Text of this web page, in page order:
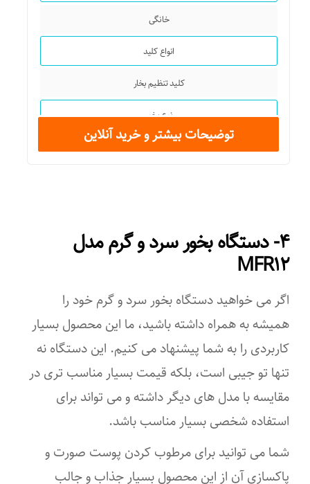
خانگی
انواع کلید
کلید تنظیم بخار
نوع بخور
امکانات ابزار
میزان کارکرد مداوم
ظرفیت مخزن آب
۶ لیتر
توضیحات بیشتر و خرید آنلاین
۴- دستگاه بخور سرد و گرم مدل
MFR۱۲
اگر می خواهید دستگاه بخور سرد و گرم خود را
همیشه به همراه داشته باشید، ما این محصول بسیار
کاربردی را به شما پیشنهاد می کنیم. این دستگاه نه
تنها تو جیبی است، بلکه قیمت بسیار مناسب تری در
مقایسه با مدل های دیگر داشته و می تواند برای
استفاده شخصی بسیار مناسب باشد.
شما می توانید برای مرطوب کردن پوست صورت و
پاکسازی آن از این محصول بسیار جذاب و جالب